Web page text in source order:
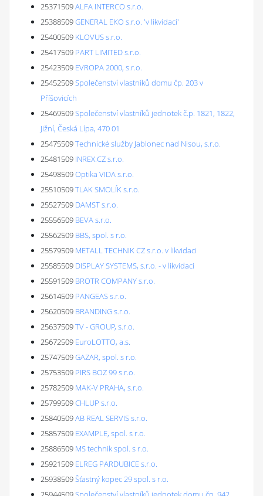
25371509ALFA INTERCO s.r.o.
25388509GENERAL EKO s.r.o. 'v likvidaci'
25400509 KLOVUS s.r.o.
25417509 PART LIMITED s.r.o.
25423509 EVROPA 2000, s.r.o.
25452509Společenství vlastníků domu čp. 203 v
Příšovicích
25469509Společenství vlastníků jednotek č.p. 1821, 1822,
Jižní, Česká Lípa, 470 01
25475509Technické služby Jablonec nad Nisou, s.r.o.
25481509 INREX.CZ s.r.o.
25498509Optika VIDA s.r.o.
25510509TLAK SMOLÍK s.r.o.
25527509 DAMST s.r.o.
25556509 BEVA s.r.o.
25562509 BBS, spol. s r.o.
25579509 METALL TECHNIK CZ s.r.o. v likvidaci
25585509 DISPLAY SYSTEMS, s.r.o. - v likvidaci
25591509 BROTR COMPANY s.r.o.
25614509 PANGEAS s.r.o.
25620509 BRANDING s.r.o.
25637509TV - GROUP, s.r.o.
25672509 EuroLOTTO, a.s.
25747509GAZAR, spol. s r.o.
25753509 PIRS BOZ 99 s.r.o.
25782509 MAK-V PRAHA, s.r.o.
25799509CHLUP s.r.o.
25840509AB REAL SERVIS s.r.o.
25857509 EXAMPLE, spol. s r.o.
25886509 MS technik spol. s r.o.
25921509 ELREG PARDUBICE s.r.o.
25938509Šťastný kopec 29 spol. s r.o.